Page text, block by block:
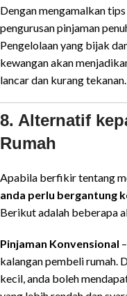
Dengan mengamalkan
pengurusan pinjaman
Pengelolaan yang bijak
kewangan akan
lancar dan kurang tekanan.
8. Alternatif
Rumah
Apabila berfikir tentang
anda perlu bergantung
Berikut adalah beberapa
Pinjaman Konvensional
kalangan pembeli rumah.
kecil, anda boleh